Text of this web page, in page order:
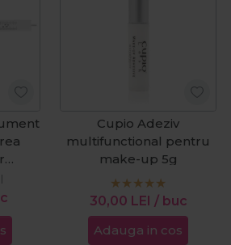
Cupio Adeziv
multifunctional pentru
make-up 5g
30,00 LEI / buc
Adauga in cos